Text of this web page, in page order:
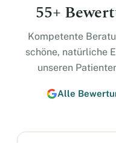
55+
Kompetente
schöne, natürliche
unseren
Alle